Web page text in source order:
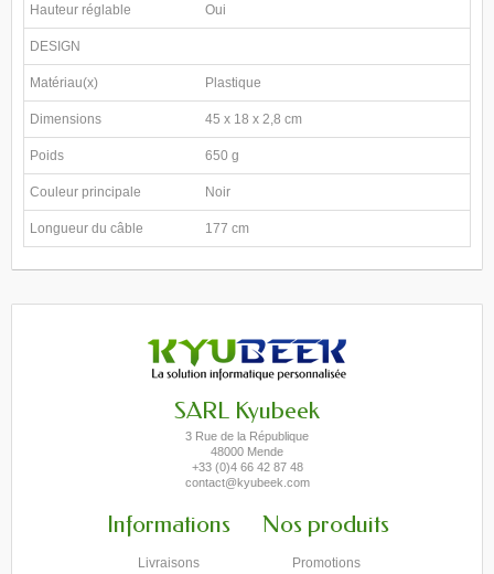
Hauteur réglable Oui
DESIGN
Matériau(x) Plastique
Dimensions 45 x 18 x 2,8 cm
Poids 650 g
Couleur principale Noir
Longueur du câble 177 cm
SARL Kyubeek
3 Rue de la République
48000 Mende
+33 (0)4 66 42 87 48
contact@kyubeek.com
Informations
Livraisons
Nos produits
Promotions